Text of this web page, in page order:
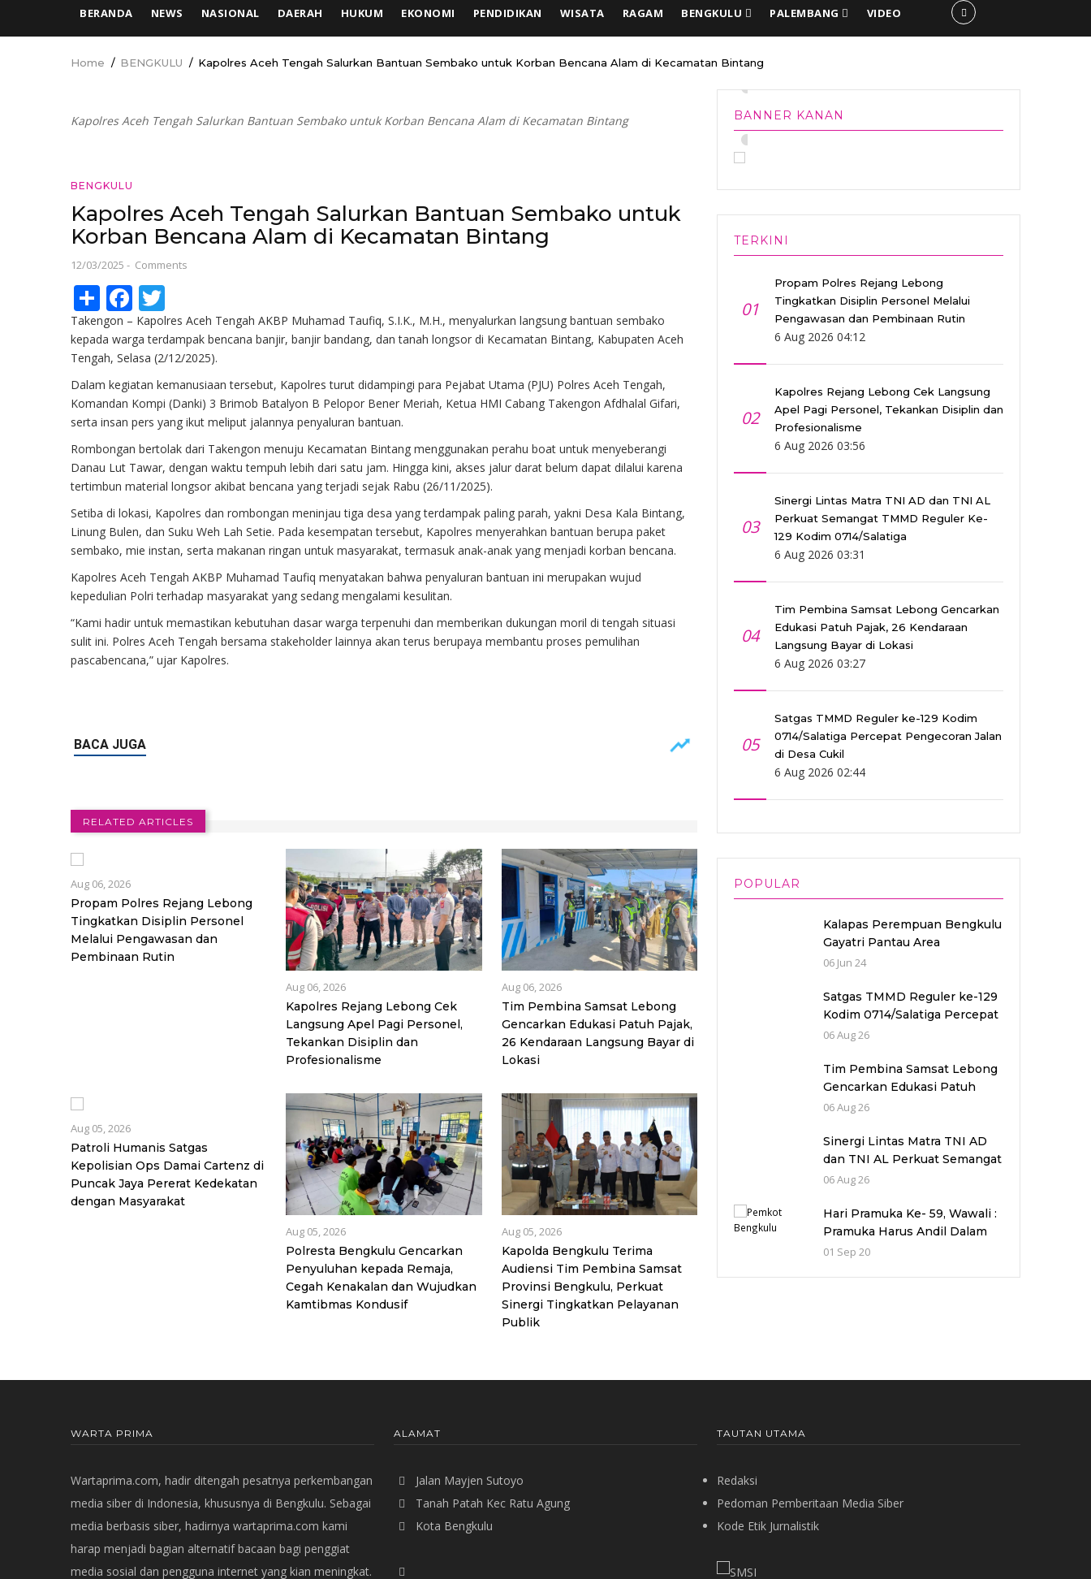
MAIN
BERANDA NEWS NASIONAL DAERAH HUKUM EKONOMI PENDIDIKAN WISATA RAGAM BENGKULU PALEMBANG VIDEO
Breadcrumb
Home / BENGKULU / Kapolres Aceh Tengah Salurkan Bantuan Sembako untuk Korban Bencana Alam di Kecamatan Bintang
Kapolres Aceh Tengah Salurkan Bantuan Sembako untuk Korban Bencana Alam di Kecamatan Bintang
BENGKULU
Kapolres Aceh Tengah Salurkan Bantuan Sembako untuk
Korban Bencana Alam di Kecamatan Bintang
12/03/2025 - Comments
ShareFacebook
Takengon – Kapolres Aceh Tengah AKBP Muhamad Taufiq, S.I.K., M.H., menyalurkan langsung bantuan sembako
kepada warga terdampak bencana banjir, banjir bandang, dan tanah longsor di Kecamatan Bintang, Kabupaten Aceh
Tengah, Selasa (2/12/2025).
Dalam kegiatan kemanusiaan tersebut, Kapolres turut didampingi para Pejabat Utama (PJU) Polres Aceh Tengah,
Komandan Kompi (Danki) 3 Brimob Batalyon B Pelopor Bener Meriah, Ketua HMI Cabang Takengon Afdhalal Gifari,
serta insan pers yang ikut meliput jalannya penyaluran bantuan.
Rombongan bertolak dari Takengon menuju Kecamatan Bintang menggunakan perahu boat untuk menyeberangi
Danau Lut Tawar, dengan waktu tempuh lebih dari satu jam. Hingga kini, akses jalur darat belum dapat dilalui karena
tertimbun material longsor akibat bencana yang terjadi sejak Rabu (26/11/2025).
Setiba di lokasi, Kapolres dan rombongan meninjau tiga desa yang terdampak paling parah, yakni Desa Kala Bintang,
Linung Bulen, dan Suku Weh Lah Setie. Pada kesempatan tersebut, Kapolres menyerahkan bantuan berupa paket
sembako, mie instan, serta makanan ringan untuk masyarakat, termasuk anak-anak yang menjadi korban bencana.
Kapolres Aceh Tengah AKBP Muhamad Taufiq menyatakan bahwa penyaluran bantuan ini merupakan wujud
kepedulian Polri terhadap masyarakat yang sedang mengalami kesulitan.
“Kami hadir untuk memastikan kebutuhan dasar warga terpenuhi dan memberikan dukungan moril di tengah situasi
sulit ini. Polres Aceh Tengah bersama stakeholder lainnya akan terus berupaya membantu proses pemulihan
pascabencana,” ujar Kapolres.
RELATED ARTICLES
Aug 06, 2026
Propam Polres Rejang Lebong
Tingkatkan Disiplin Personel
Melalui Pengawasan dan
Pembinaan Rutin
Aug 06, 2026
Kapolres Rejang Lebong Cek
Langsung Apel Pagi Personel,
Tekankan Disiplin dan
Profesionalisme
Aug 06, 2026
Tim Pembina Samsat Lebong
Gencarkan Edukasi Patuh Pajak,
26 Kendaraan Langsung Bayar di
Lokasi
Aug 05, 2026
Patroli Humanis Satgas
Kepolisian Ops Damai Cartenz di
Puncak Jaya Pererat Kedekatan
dengan Masyarakat
Aug 05, 2026
Polresta Bengkulu Gencarkan
Penyuluhan kepada Remaja,
Cegah Kenakalan dan Wujudkan
Kamtibmas Kondusif
Aug 05, 2026
Kapolda Bengkulu Terima
Audiensi Tim Pembina Samsat
Provinsi Bengkulu, Perkuat
Sinergi Tingkatkan Pelayanan
Publik
BANNER KANAN
•
•
•
TERKINI
01
Propam Polres Rejang Lebong
Tingkatkan Disiplin Personel Melalui
Pengawasan dan Pembinaan Rutin
6 Aug 2026 04:12
02
Kapolres Rejang Lebong Cek Langsung
Apel Pagi Personel, Tekankan Disiplin dan
Profesionalisme
6 Aug 2026 03:56
03
Sinergi Lintas Matra TNI AD dan TNI AL
Perkuat Semangat TMMD Reguler Ke-
129 Kodim 0714/Salatiga
6 Aug 2026 03:31
04
Tim Pembina Samsat Lebong Gencarkan
Edukasi Patuh Pajak, 26 Kendaraan
Langsung Bayar di Lokasi
6 Aug 2026 03:27
05
Satgas TMMD Reguler ke-129 Kodim
0714/Salatiga Percepat Pengecoran Jalan
di Desa Cukil
6 Aug 2026 02:44
POPULAR
Kalapas Perempuan Bengkulu
Gayatri Pantau Area
Penjagaan Pintu Utama
06 Jun 24
Satgas TMMD Reguler ke-129
Kodim 0714/Salatiga Percepat
Pengecoran Jalan di Desa
06 Aug 26
Tim Pembina Samsat Lebong
Gencarkan Edukasi Patuh
Pajak, 26 Kendaraan Langsung
06 Aug 26
Sinergi Lintas Matra TNI AD
dan TNI AL Perkuat Semangat
TMMD Reguler Ke-129 Kodim
06 Aug 26
Hari Pramuka Ke- 59, Wawali :
Pramuka Harus Andil Dalam
Pembentukan Karakter
01 Sep 20
WARTA PRIMA
Wartaprima.com, hadir ditengah pesatnya perkembangan
media siber di Indonesia, khususnya di Bengkulu. Sebagai
media berbasis siber, hadirnya wartaprima.com kami
harap menjadi bagian alternatif bacaan bagi penggiat
media sosial dan pengguna internet yang kian meningkat.
ALAMAT
Jalan Mayjen Sutoyo
Tanah Patah Kec Ratu Agung
Kota Bengkulu
TAUTAN UTAMA
Redaksi
Pedoman Pemberitaan Media Siber
Kode Etik Jurnalistik